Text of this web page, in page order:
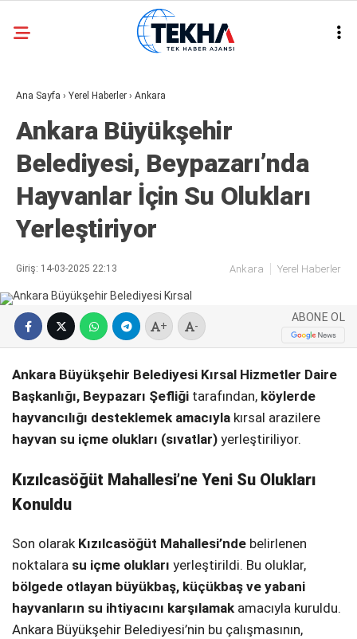
WhatsApp İhbar
Hattı
Instagram
26.8
ASAYIŞ
GÜNDEM
GENEL
EKONOMI
SIYASET
DÜNYA
SERVISLER
Ana Sayfa › Yerel Haberler › Ankara
Ankara Büyükşehir
Belediyesi, Beypazarı’nda
Hayvanlar İçin Su Olukları
Yerleştiriyor
Giriş: 14-03-2025 22:13 Ankara Yerel Haberler
+ -
ABONE OL
Ankara Büyükşehir Belediyesi Kırsal Hizmetler Daire
Başkanlığı, Beypazarı Şefliği tarafından, köylerde
hayvancılığı desteklemek amacıyla kırsal arazilere
hayvan su içme olukları (sıvatlar) yerleştiriliyor.
Kızılcasöğüt Mahallesi’ne Yeni Su Olukları
Konuldu
Son olarak Kızılcasöğüt Mahallesi’nde belirlenen
noktalara su içme olukları yerleştirildi. Bu oluklar,
bölgede otlayan büyükbaş, küçükbaş ve yabani
hayvanların su ihtiyacını karşılamak amacıyla kuruldu.
Ankara Büyükşehir Belediyesi’nin bu çalışmasının,